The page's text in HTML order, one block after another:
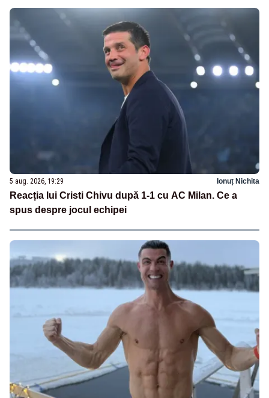
5 aug. 2026, 19:29 Ionuț Nichita
Reacția lui Cristi Chivu după 1-1 cu AC Milan. Ce a
spus despre jocul echipei